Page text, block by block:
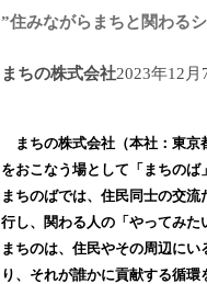
”住みながらまちと関わる
まちの株式会社2023年12月
まちの株式会社（本社：東京
をおこなう場として「まちのば
まちのばでは、住民同士の交
行し、関わる人の「やってみた
まちのは、住民やその周辺に
り、それが誰かに貢献する循